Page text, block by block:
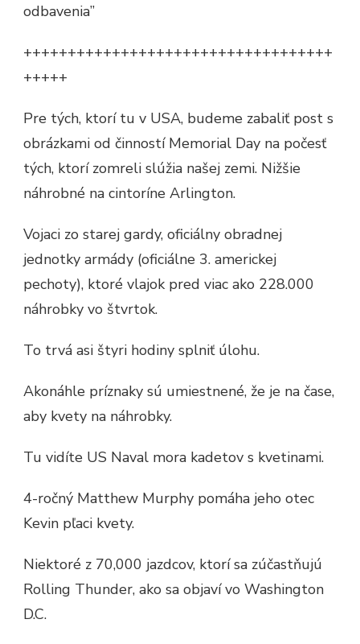
odbavenia”
+++++++++++++++++++++++++++++++++++
+++++
Pre tých, ktorí tu v USA, budeme zabaliť post s
obrázkami od činností Memorial Day na počesť
tých, ktorí zomreli slúžia našej zemi. Nižšie
náhrobné na cintoríne Arlington.
Vojaci zo starej gardy, oficiálny obradnej
jednotky armády (oficiálne 3. americkej
pechoty), ktoré vlajok pred viac ako 228.000
náhrobky vo štvrtok.
To trvá asi štyri hodiny splniť úlohu.
Akonáhle príznaky sú umiestnené, že je na čase,
aby kvety na náhrobky.
Tu vidíte US Naval mora kadetov s kvetinami.
4-ročný Matthew Murphy pomáha jeho otec
Kevin pľaci kvety.
Niektoré z 70,000 jazdcov, ktorí sa zúčastňujú
Rolling Thunder, ako sa objaví vo Washington
D.C.